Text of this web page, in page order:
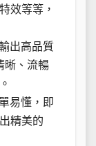
效等等，
出高品質
晰、流暢
易懂，即
精美的